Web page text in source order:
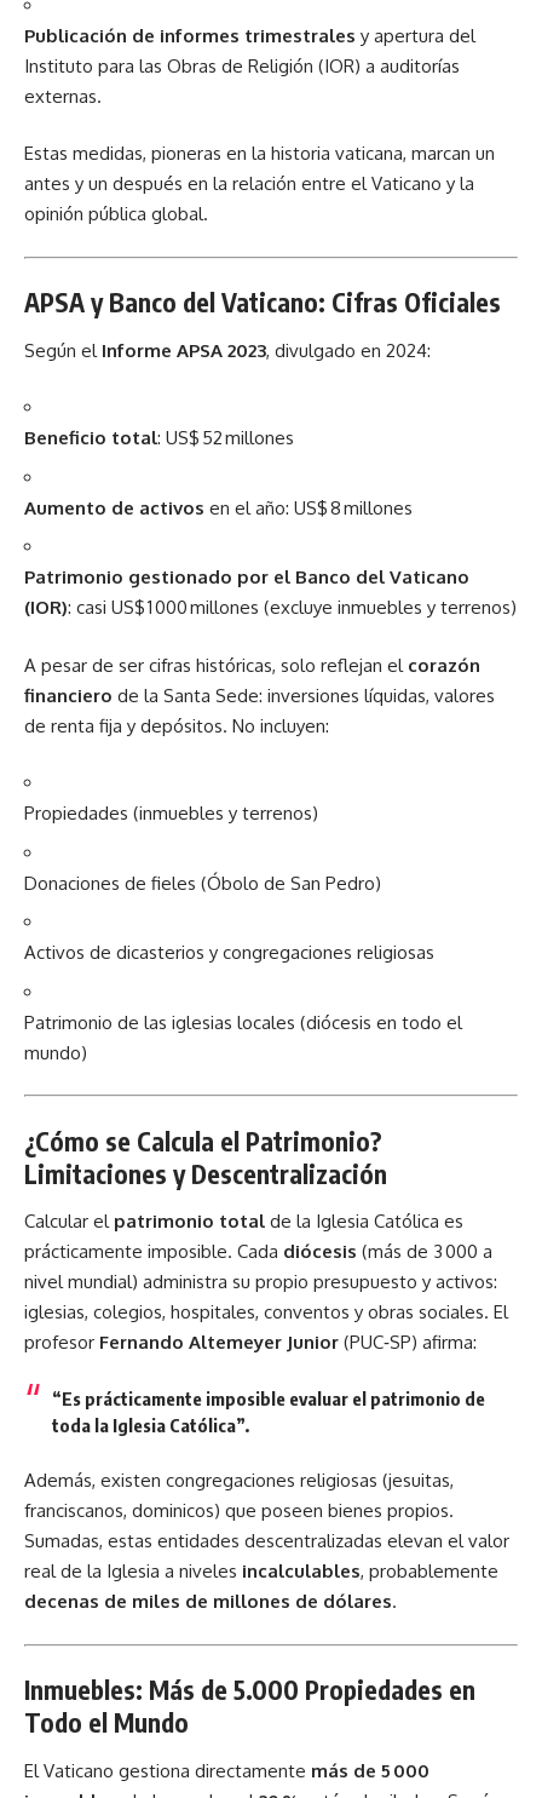
Publicación de informes trimestrales y apertura del
Instituto para las Obras de Religión (IOR) a auditorías
externas.
Estas medidas, pioneras en la historia vaticana, marcan un
antes y un después en la relación entre el Vaticano y la
opinión pública global.
APSA y Banco del Vaticano: Cifras Oficiales
Según el Informe APSA 2023, divulgado en 2024:
Beneficio total: US$ 52 millones
Aumento de activos en el año: US$ 8 millones
Patrimonio gestionado por el Banco del Vaticano
(IOR): casi US$ 1 000 millones (excluye inmuebles y terrenos)
A pesar de ser cifras históricas, solo reflejan el corazón
financiero de la Santa Sede: inversiones líquidas, valores
de renta fija y depósitos. No incluyen:
Propiedades (inmuebles y terrenos)
Donaciones de fieles (Óbolo de San Pedro)
Activos de dicasterios y congregaciones religiosas
Patrimonio de las iglesias locales (diócesis en todo el
mundo)
¿Cómo se Calcula el Patrimonio?
Limitaciones y Descentralización
Calcular el patrimonio total de la Iglesia Católica es
prácticamente imposible. Cada diócesis (más de 3 000 a
nivel mundial) administra su propio presupuesto y activos:
iglesias, colegios, hospitales, conventos y obras sociales. El
profesor Fernando Altemeyer Junior (PUC‑SP) afirma:
“Es prácticamente imposible evaluar el patrimonio de
toda la Iglesia Católica”.
Además, existen congregaciones religiosas (jesuitas,
franciscanos, dominicos) que poseen bienes propios.
Sumadas, estas entidades descentralizadas elevan el valor
real de la Iglesia a niveles incalculables, probablemente
decenas de miles de millones de dólares.
Inmuebles: Más de 5.000 Propiedades en
Todo el Mundo
El Vaticano gestiona directamente más de 5 000